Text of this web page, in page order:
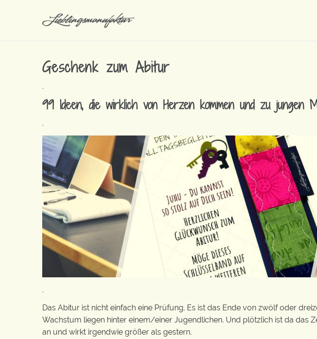
Geschenk zum Abitur
.
99 Ideen, die wirklich von Herzen kommen und zu jungen
.
.
Das Abitur ist nicht einfach eine Prüfung. Es ist das Ende von zwölf oder
Wachstum liegen hinter einem/einer Jugendlichen. Und plötzlich ist da das
an und wirkt irgendwie größer als gestern.